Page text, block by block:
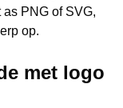
PNG of SVG,
op.
met logo